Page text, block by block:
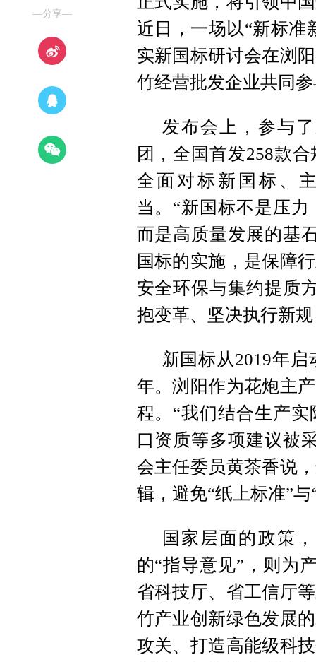
—分享—
近日，一场以“新标准
实新国标研讨会在浏
竹经营批发企业共同
发布会上，参与
团，全国首发258款
全面对标新国标、
当。“新国标不是压
而是高质量发展的基
国标的实施，是保障
安全环保与集约提质
抱变革、坚决执行新
新国标从2019年
年。浏阳作为花炮主
程。“我们结合生产
口资质等多项建议被
会主任委员黄茶香说
辑，避免“纸上标准”
国家层面的政策
的“指导意见”，则为
省科技厅、省工信厅
竹产业创新绿色发展
攻关、打造高能级科